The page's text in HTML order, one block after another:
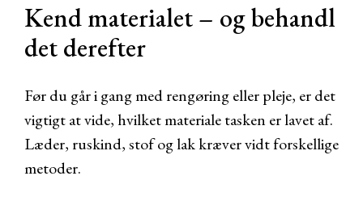
Kend materialet – og behandl
det derefter
Før du går i gang med rengøring eller pleje, er det
vigtigt at vide, hvilket materiale tasken er lavet af.
Læder, ruskind, stof og lak kræver vidt forskellige
metoder.